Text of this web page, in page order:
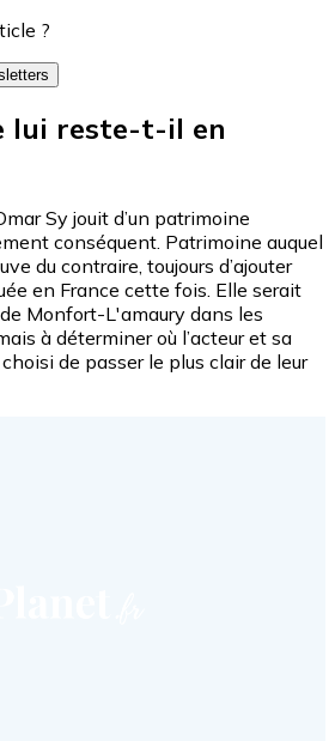
?
lui reste-t-il en
Sy jouit d’un patrimoine
conséquent. Patrimoine auquel
du contraire, toujours d’ajouter
en France cette fois. Elle serait
Monfort-L'amaury dans les
à déterminer où l’acteur et sa
de passer le plus clair de leur